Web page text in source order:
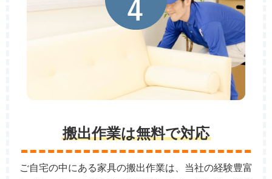
搬出作業は無料で対応
ご自宅の中にある家具の搬出作業は、当社の経験豊富